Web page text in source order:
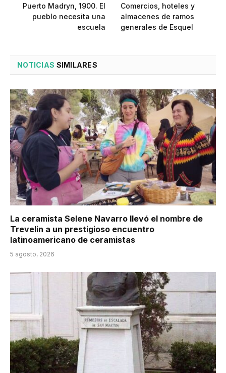
Puerto Madryn, 1900. El
pueblo necesita una
escuela
Comercios, hoteles y
almacenes de ramos
generales de Esquel
NOTICIAS SIMILARES
La ceramista Selene Navarro llevó el nombre de
Trevelin a un prestigioso encuentro
latinoamericano de ceramistas
5 agosto, 2026